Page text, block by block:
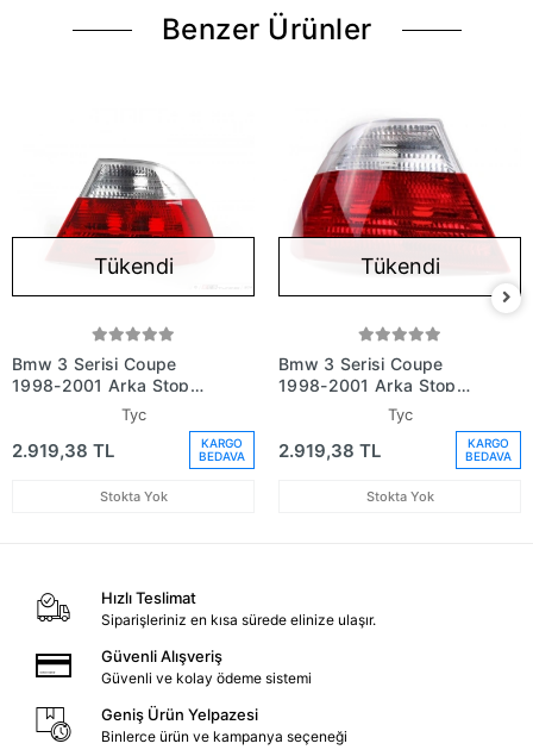
Benzer Ürünler
Tükendi
Bmw 3 Serisi Coupe
1998-2001 Arka Stop
Sağ (Oem No:
63218383826)
Tyc
2.919,38 TL
KARGO
BEDAVA
Stokta Yok
Tükendi
Bmw 3 Serisi Coupe
1998-2001 Arka Stop
63218383825)
Tyc
2.919,38 TL
KARGO
BEDAVA
Stokta Yok
Hızlı Teslimat
Siparişleriniz en kısa sürede elinize ulaşır.
Güvenli Alışveriş
Güvenli ve kolay ödeme sistemi
Geniş Ürün Yelpazesi
Binlerce ürün ve kampanya seçeneği